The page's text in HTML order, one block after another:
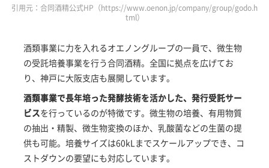
引用元：合同酒精公式HP（https://www.oenon.jp/company/group/godo.h
tml）
酒類事業に力を入れるオエノングループの一員で、微生物
の受託培養事業を行う合同酒精。全国に拠点を広げてお
り、神戸に大阪支店も展開しています。
酒類事業で長年培った発酵技術を活かした、発行受託サー
ビスを行っているのが特徴です。微生物の培養、有用物質
の抽出・精製、微生物変換のほか、乳酸菌などの生菌の提
供も可能。培養サイズは60kLまでスケールアップでき、コ
ストダウンの要望にも対応しています。